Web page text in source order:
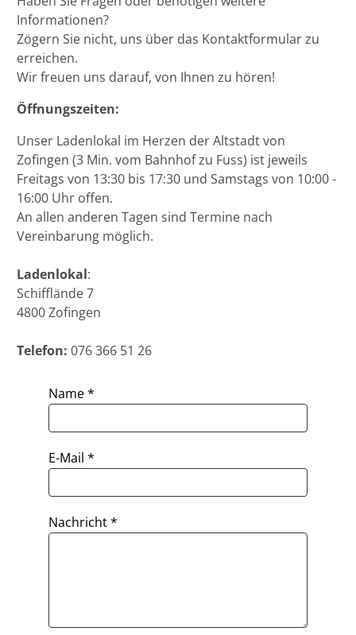
Informationen?
Zögern Sie nicht, uns über das Kontaktformular zu
erreichen.
Wir freuen uns darauf, von Ihnen zu hören!
Öffnungszeiten:
Unser Ladenlokal im Herzen der Altstadt von
Zofingen (3 Min. vom Bahnhof zu Fuss) ist jeweils
Freitags von 13:30 bis 17:30 und Samstags von 10:00 -
16:00 Uhr offen.
An allen anderen Tagen sind Termine nach
Vereinbarung möglich.
Ladenlokal:
Schifflände 7
4800 Zofingen
Telefon: 076 366 51 26
Name*
E-Mail*
Nachricht*